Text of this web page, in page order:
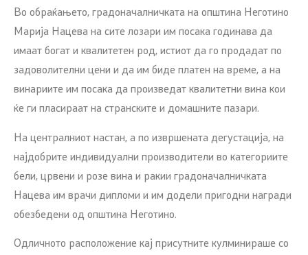
Во обраќањето, градоначалничката на општина Неготино
Марија Нацева на сите лозари им посака годинава да
имаат богат и квалитетен род, истиот да го продадат по
задоволителни цени и да им биде платен на време, а на
винариите им посака да произведат квалитетни вина кои
ќе ги пласираат на странските и домашните пазари.
На централниот настан, а по извршената дегустација, на
најдобрите индивидуални производители во категориите
бели, црвени и розе вина и ракии градоначалничката
Нацева им врачи дипломи и им додели пригодни награди
обезбедени од општина Неготино.
Одличното расположение кај присутните кулминираше со